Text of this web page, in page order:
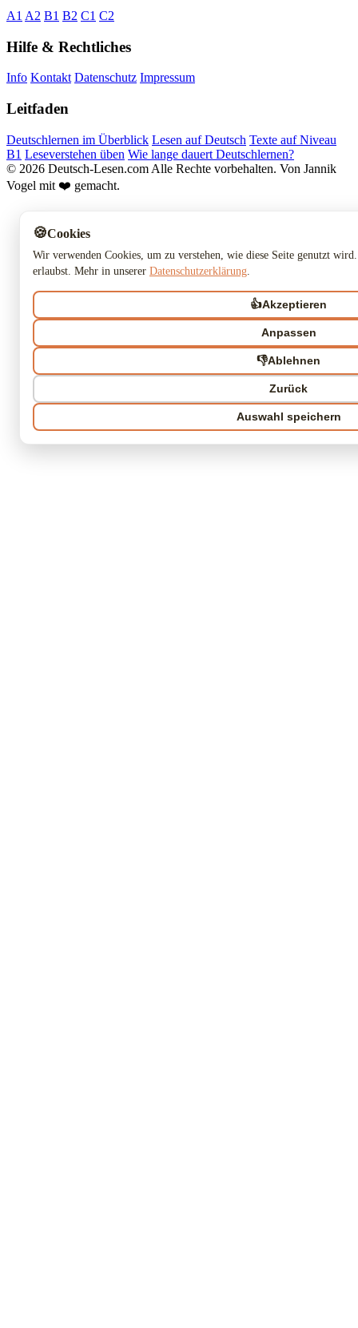
A1 A2 B1 B2 C1 C2
Hilfe & Rechtliches
Info Kontakt Datenschutz Impressum
Leitfaden
Deutschlernen im Überblick Lesen auf Deutsch Texte auf Niveau
B1 Leseverstehen üben Wie lange dauert Deutschlernen?
© 2026 Deutsch-Lesen.com Alle Rechte vorbehalten. Von Jannik
Vogel mit ❤️ gemacht.
🍪Cookies
Wir verwenden Cookies, um zu verstehen, wie diese Seite genutzt
erlaubst. Mehr in unserer Datenschutzerklärung.
👍Akzeptieren
Anpassen
👎Ablehnen
Zurück
Auswahl speichern